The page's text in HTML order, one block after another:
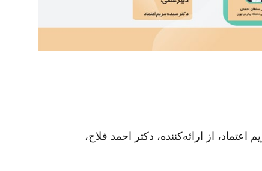
از ارائه‌کننده، دکتر احمد فلاح،